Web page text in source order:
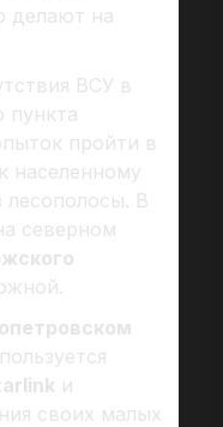
делают на
ВСУ в
пункта
пройти в
к населенному
лесополосы. В
северном
и
своих малых